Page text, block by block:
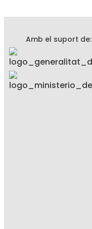
Amb el suport de: